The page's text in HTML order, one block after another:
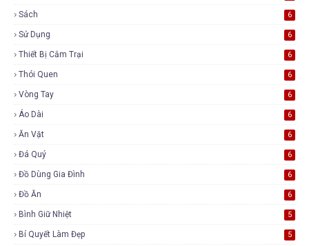
Sách 6
Sử Dụng 6
Thiết Bị Cắm Trại 6
Thói Quen 6
Vòng Tay 6
Áo Dài 6
Ăn Vặt 6
Đá Quý 6
Đồ Dùng Gia Đình 6
Đồ Ăn 6
Bình Giữ Nhiệt 5
Bí Quyết Làm Đẹp 5